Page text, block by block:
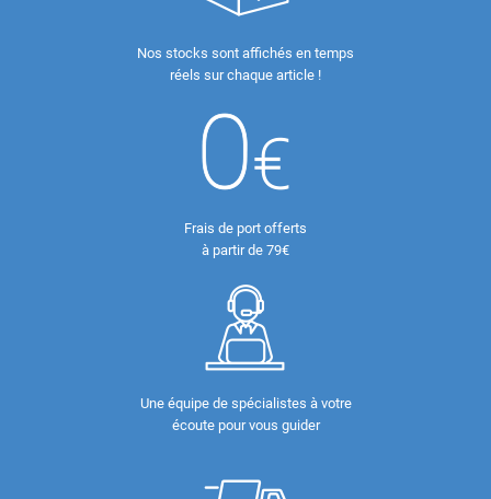
Nos stocks sont affichés en temps
réels sur chaque article !
Frais de port offerts
à partir de 79€
Une équipe de spécialistes à votre
écoute pour vous guider